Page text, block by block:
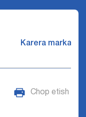
Karera markazi
Chop etish